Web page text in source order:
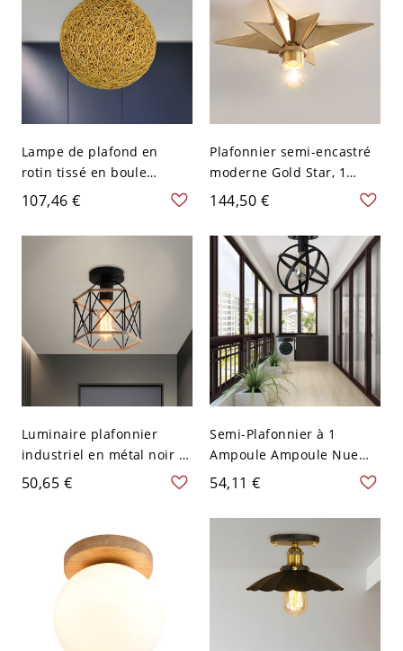
Lampe de plafond en
rotin tissé en boule
moderne 1 lumière flaxen
pour salle de bain avec
support en bois, 6" Dia
107,46 €
Plafonnier semi-encastré
moderne Gold Star, 1
lumière, 10-14 pouces,
LED/incandescent/fluores
cent - 110 V-120 V
144,50 €
Luminaire plafonnier
industriel en métal noir à
cage hexagonale et détail
en corde, 1 ampoule
50,65 €
Semi-Plafonnier à 1
Ampoule Ampoule Nue
avec Cage Sphère en Noir
Métallique Lampe Semi-
Encastrée Style Industriel
- Noir 110 V-120 V
54,11 €